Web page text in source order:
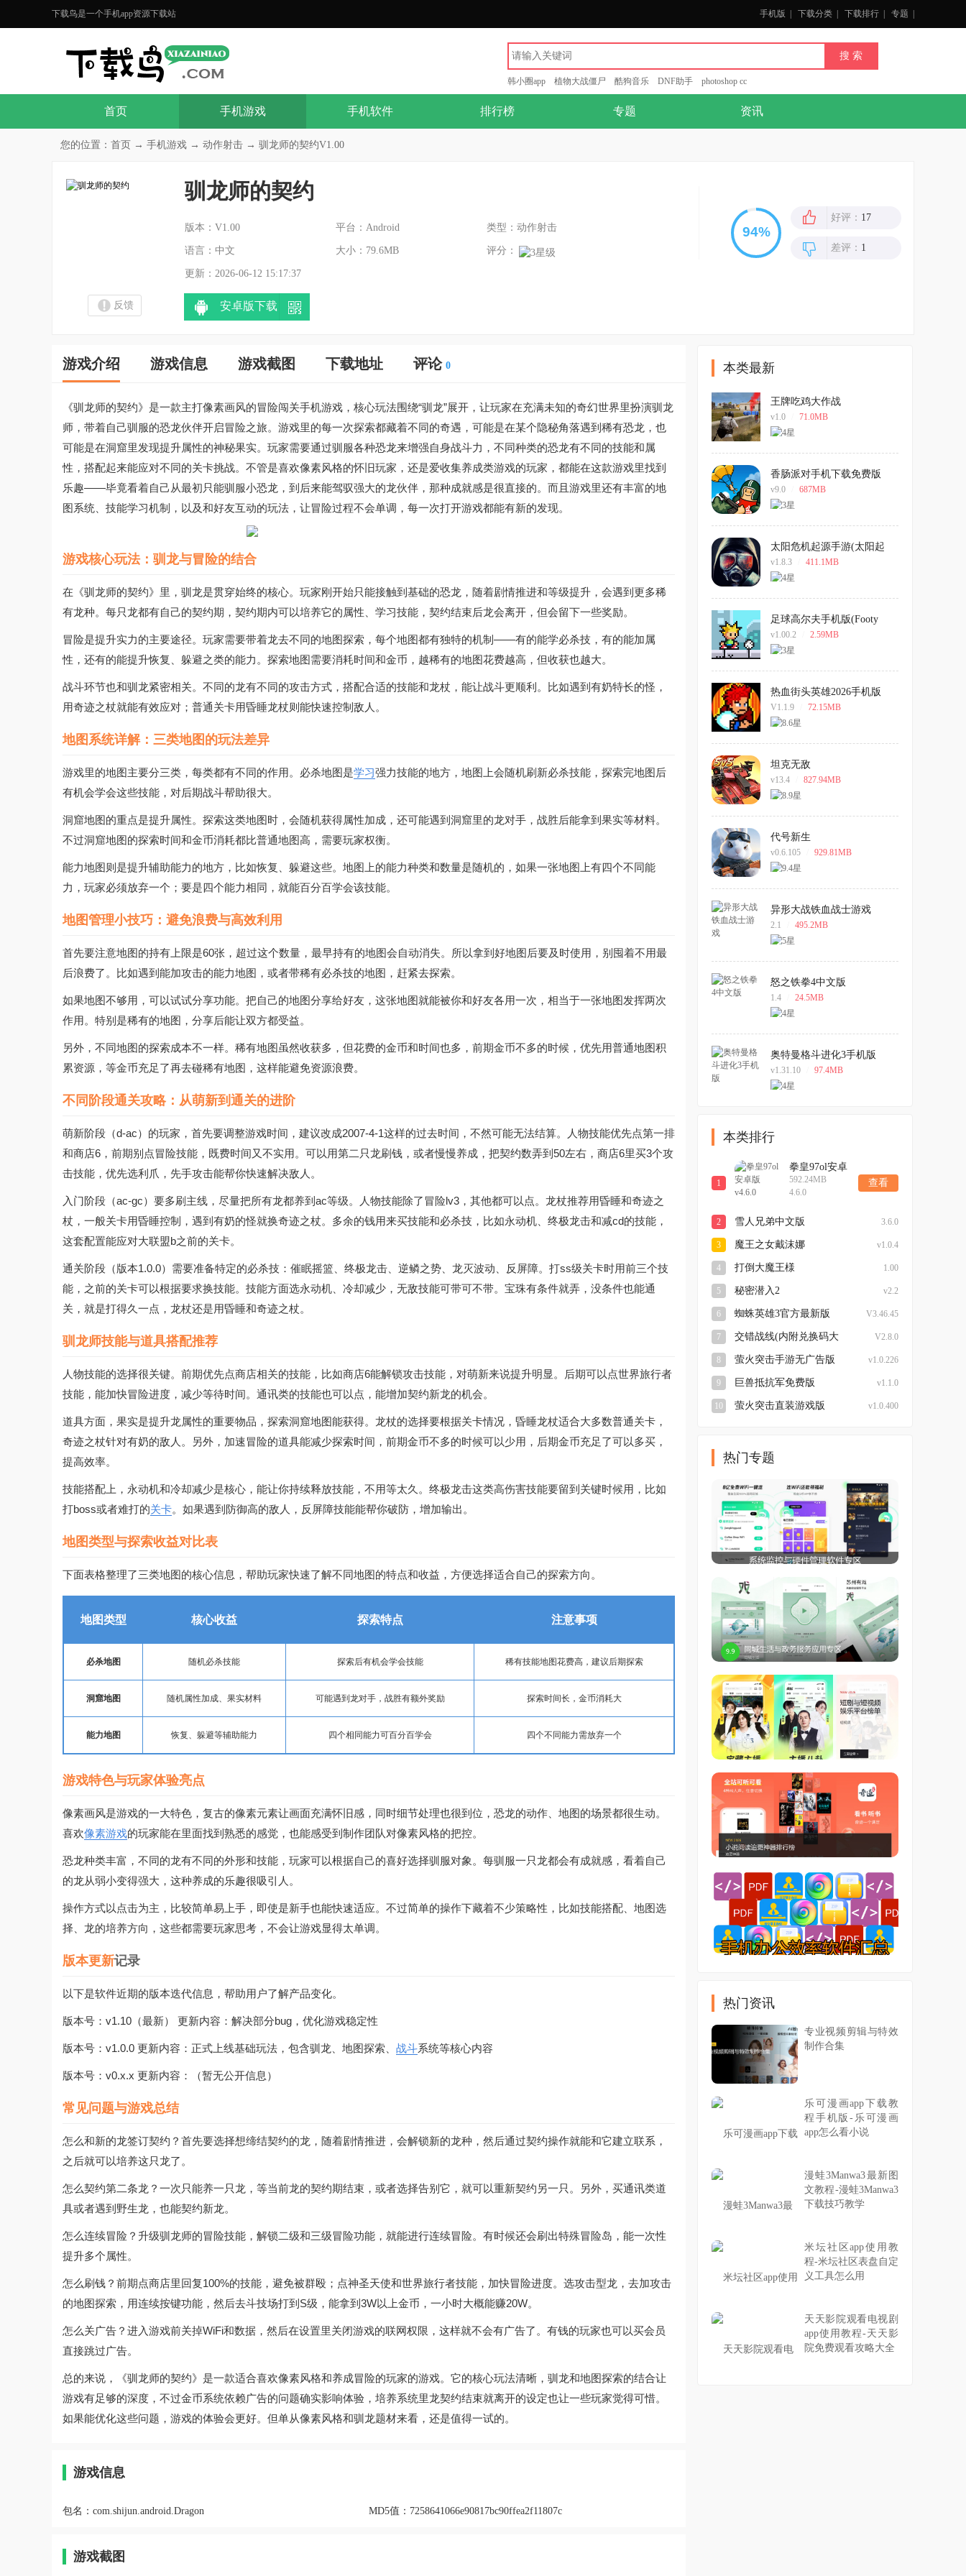
下载鸟是一个手机app资源下载站 手机版 下载分类 下载排行 专题
韩小圈app 植物大战僵尸 酷狗音乐 DNF助手 photoshop cc
首页 手机游戏 手机软件 排行榜 专题 资讯
您的位置： 首页 → 手机游戏 → 动作射击 → 驯龙师的契约V1.00
驯龙师的契约
版本：V1.00 平台：Android 类型：动作射击
语言：中文 大小：79.6MB 评分：
更新：2026-06-12 15:17:37
反馈 安卓版下载
好评： 17
差评： 1
游戏介绍 游戏信息 游戏截图 下载地址 评论 0
《驯龙师的契约》是一款主打像素画风的冒险闯关手机游戏，核心玩法围绕“驯龙”展开，让玩家在充满未知的奇幻世界里扮演驯龙
师，带着自己驯服的恐龙伙伴开启冒险之旅。游戏里的每一次探索都藏着不同的奇遇，可能是在某个隐秘角落遇到稀有恐龙，也
可能是在洞窟里发现提升属性的神秘果实。玩家需要通过驯服各种恐龙来增强自身战斗力，不同种类的恐龙有不同的技能和属
性，搭配起来能应对不同的关卡挑战。不管是喜欢像素风格的怀旧玩家，还是爱收集养成类游戏的玩家，都能在这款游戏里找到
乐趣——毕竟看着自己从最初只能驯服小恐龙，到后来能驾驭强大的龙伙伴，那种成就感是很直接的。而且游戏里还有丰富的地
图系统、技能学习机制，以及和好友互动的玩法，让冒险过程不会单调，每一次打开游戏都能有新的发现。
游戏核心玩法：驯龙与冒险的结合
在《驯龙师的契约》里，驯龙是贯穿始终的核心。玩家刚开始只能接触到基础的恐龙，随着剧情推进和等级提升，会遇到更多稀
有龙种。每只龙都有自己的契约期，契约期内可以培养它的属性、学习技能，契约结束后龙会离开，但会留下一些奖励。
冒险是提升实力的主要途径。玩家需要带着龙去不同的地图探索，每个地图都有独特的机制——有的能学必杀技，有的能加属
性，还有的能提升恢复、躲避之类的能力。探索地图需要消耗时间和金币，越稀有的地图花费越高，但收获也越大。
战斗环节也和驯龙紧密相关。不同的龙有不同的攻击方式，搭配合适的技能和龙杖，能让战斗更顺利。比如遇到有奶特长的怪，
用奇迹之杖就能有效应对；普通关卡用昏睡龙杖则能快速控制敌人。
地图系统详解：三类地图的玩法差异
游戏里的地图主要分三类，每类都有不同的作用。必杀地图是学习强力技能的地方，地图上会随机刷新必杀技能，探索完地图后
有机会学会这些技能，对后期战斗帮助很大。
洞窟地图的重点是提升属性。探索这类地图时，会随机获得属性加成，还可能遇到洞窟里的龙对手，战胜后能拿到果实等材料。
不过洞窟地图的探索时间和金币消耗都比普通地图高，需要玩家权衡。
能力地图则是提升辅助能力的地方，比如恢复、躲避这些。地图上的能力种类和数量是随机的，如果一张地图上有四个不同能
力，玩家必须放弃一个；要是四个能力相同，就能百分百学会该技能。
地图管理小技巧：避免浪费与高效利用
首先要注意地图的持有上限是60张，超过这个数量，最早持有的地图会自动消失。所以拿到好地图后要及时使用，别囤着不用最
后浪费了。比如遇到能加攻击的能力地图，或者带稀有必杀技的地图，赶紧去探索。
如果地图不够用，可以试试分享功能。把自己的地图分享给好友，这张地图就能被你和好友各用一次，相当于一张地图发挥两次
作用。特别是稀有的地图，分享后能让双方都受益。
另外，不同地图的探索成本不一样。稀有地图虽然收获多，但花费的金币和时间也多，前期金币不多的时候，优先用普通地图积
累资源，等金币充足了再去碰稀有地图，这样能避免资源浪费。
不同阶段通关攻略：从萌新到通关的进阶
萌新阶段（d-ac）的玩家，首先要调整游戏时间，建议改成2007-4-1这样的过去时间，不然可能无法结算。人物技能优先点第一排
和商店6，前期别点冒险技能，既费时间又不实用。可以用第二只龙刷钱，或者慢慢养成，把契约数弄到50左右，商店6里买3个攻
击技能，优先选利爪，先手攻击能帮你快速解决敌人。
入门阶段（ac-gc）要多刷主线，尽量把所有龙都养到ac等级。人物技能除了冒险lv3，其他都可以点。龙杖推荐用昏睡和奇迹之
杖，一般关卡用昏睡控制，遇到有奶的怪就换奇迹之杖。多余的钱用来买技能和必杀技，比如永动机、终极龙击和减cd的技能，
这套配置能应对大联盟b之前的关卡。
通关阶段（版本1.0.0）需要准备特定的必杀技：催眠摇篮、终极龙击、逆鳞之势、龙灭波动、反屏障。打ss级关卡时用前三个技
能，之前的关卡可以根据要求换技能。技能方面选永动机、冷却减少，无敌技能可带可不带。宝珠有条件就弄，没条件也能通
关，就是打得久一点，龙杖还是用昏睡和奇迹之杖。
驯龙师技能与道具搭配推荐
人物技能的选择很关键。前期优先点商店相关的技能，比如商店6能解锁攻击技能，对萌新来说提升明显。后期可以点世界旅行者
技能，能加快冒险进度，减少等待时间。通讯类的技能也可以点，能增加契约新龙的机会。
道具方面，果实是提升龙属性的重要物品，探索洞窟地图能获得。龙杖的选择要根据关卡情况，昏睡龙杖适合大多数普通关卡，
奇迹之杖针对有奶的敌人。另外，加速冒险的道具能减少探索时间，前期金币不多的时候可以少用，后期金币充足了可以多买，
提高效率。
技能搭配上，永动机和冷却减少是核心，能让你持续释放技能，不用等太久。终极龙击这类高伤害技能要留到关键时候用，比如
打boss或者难打的关卡。如果遇到防御高的敌人，反屏障技能能帮你破防，增加输出。
地图类型与探索收益对比表
下面表格整理了三类地图的核心信息，帮助玩家快速了解不同地图的特点和收益，方便选择适合自己的探索方向。
地图类型 核心收益 探索特点 注意事项
必杀地图 随机必杀技能 探索后有机会学会技能 稀有技能地图花费高，建议后期探索
洞窟地图 随机属性加成、果实材料 可能遇到龙对手，战胜有额外奖励 探索时间长，金币消耗大
能力地图 恢复、躲避等辅助能力 四个相同能力可百分百学会 四个不同能力需放弃一个
游戏特色与玩家体验亮点
像素画风是游戏的一大特色，复古的像素元素让画面充满怀旧感，同时细节处理也很到位，恐龙的动作、地图的场景都很生动。
喜欢像素游戏的玩家能在里面找到熟悉的感觉，也能感受到制作团队对像素风格的把控。
恐龙种类丰富，不同的龙有不同的外形和技能，玩家可以根据自己的喜好选择驯服对象。每驯服一只龙都会有成就感，看着自己
的龙从弱小变得强大，这种养成的乐趣很吸引人。
操作方式以点击为主，比较简单易上手，即使是新手也能快速适应。不过简单的操作下藏着不少策略性，比如技能搭配、地图选
择、龙的培养方向，这些都需要玩家思考，不会让游戏显得太单调。
版本更新记录
以下是软件近期的版本迭代信息，帮助用户了解产品变化。
版本号：v1.10（最新） 更新内容：解决部分bug，优化游戏稳定性
版本号：v1.0.0 更新内容：正式上线基础玩法，包含驯龙、地图探索、 战斗系统等核心内容
版本号：v0.x.x 更新内容：（暂无公开信息）
常见问题与游戏总结
怎么和新的龙签订契约？首先要选择想缔结契约的龙，随着剧情推进，会解锁新的龙种，然后通过契约操作就能和它建立联系，
之后就可以培养这只龙了。
怎么契约第二条龙？一次只能养一只龙，等当前龙的契约期结束，或者选择告别它，就可以重新契约另一只。另外，买通讯类道
具或者遇到野生龙，也能契约新龙。
怎么连续冒险？升级驯龙师的冒险技能，解锁二级和三级冒险功能，就能进行连续冒险。有时候还会刷出特殊冒险岛，能一次性
提升多个属性。
怎么刷钱？前期点商店里回复100%的技能，避免被群殴；点神圣天使和世界旅行者技能，加快冒险进度。选攻击型龙，去加攻击
的地图探索，用连续按键功能，然后去斗技场打到S级，能拿到3W以上金币，一小时大概能赚20W。
怎么关广告？进入游戏前关掉WiFi和数据，然后在设置里关闭游戏的联网权限，这样就不会有广告了。有钱的玩家也可以买会员
直接跳过广告。
总的来说，《驯龙师的契约》是一款适合喜欢像素风格和养成冒险的玩家的游戏。它的核心玩法清晰，驯龙和地图探索的结合让
游戏有足够的深度，不过金币系统依赖广告的问题确实影响体验，培养系统里龙契约结束就离开的设定也让一些玩家觉得可惜。
如果能优化这些问题，游戏的体验会更好。但单从像素风格和驯龙题材来看，还是值得一试的。
游戏信息
包名： com.shijun.android.Dragon MD5值： 7258641066e90817bc90ffea2f11807c
游戏截图
本类最新
王牌吃鸡大作战
v1.0 71.0MB
香肠派对手机下载免费版
v9.0 687MB
太阳危机起源手游(太阳起
源)
v1.8.3 411.1MB
足球高尔夫手机版(Footy
Golf)
v1.00.2 2.59MB
热血街头英雄2026手机版
V1.1.9 72.15MB
坦克无敌
v13.4 827.94MB
代号新生
v0.6.105 929.81MB
异形大战铁血战士游戏
2.1 495.2MB
怒之铁拳4中文版
1.4 24.5MB
奥特曼格斗进化3手机版
v1.31.10 97.4MB
本类排行
1
拳皇97ol安卓
版v4.6.0
592.24MB
4.6.0
查看
2 雪人兄弟中文版 3.6.0
3 魔王之女戴沫娜 v1.0.4
4 打倒大魔王様 1.00
5 秘密潜入2 v2.2
6 蜘蛛英雄3官方最新版 V3.46.45
7
交错战线(内附兑换码大
V2.8.0
8 萤火突击手游无广告版 v1.0.226
9 巨兽抵抗军免费版 v1.1.0
10 萤火突击直装游戏版 v1.0.400
热门专题
热门资讯
专业视频剪辑与特效
制作合集
乐可漫画app下载教
程手机版-乐可漫画
app怎么看小说
漫蛙3Manwa3最新图
文教程-漫蛙3Manwa3
下载技巧教学
米坛社区app使用教
程-米坛社区表盘自定
义工具怎么用
天天影院观看电视剧
app使用教程-天天影
院免费观看攻略大全